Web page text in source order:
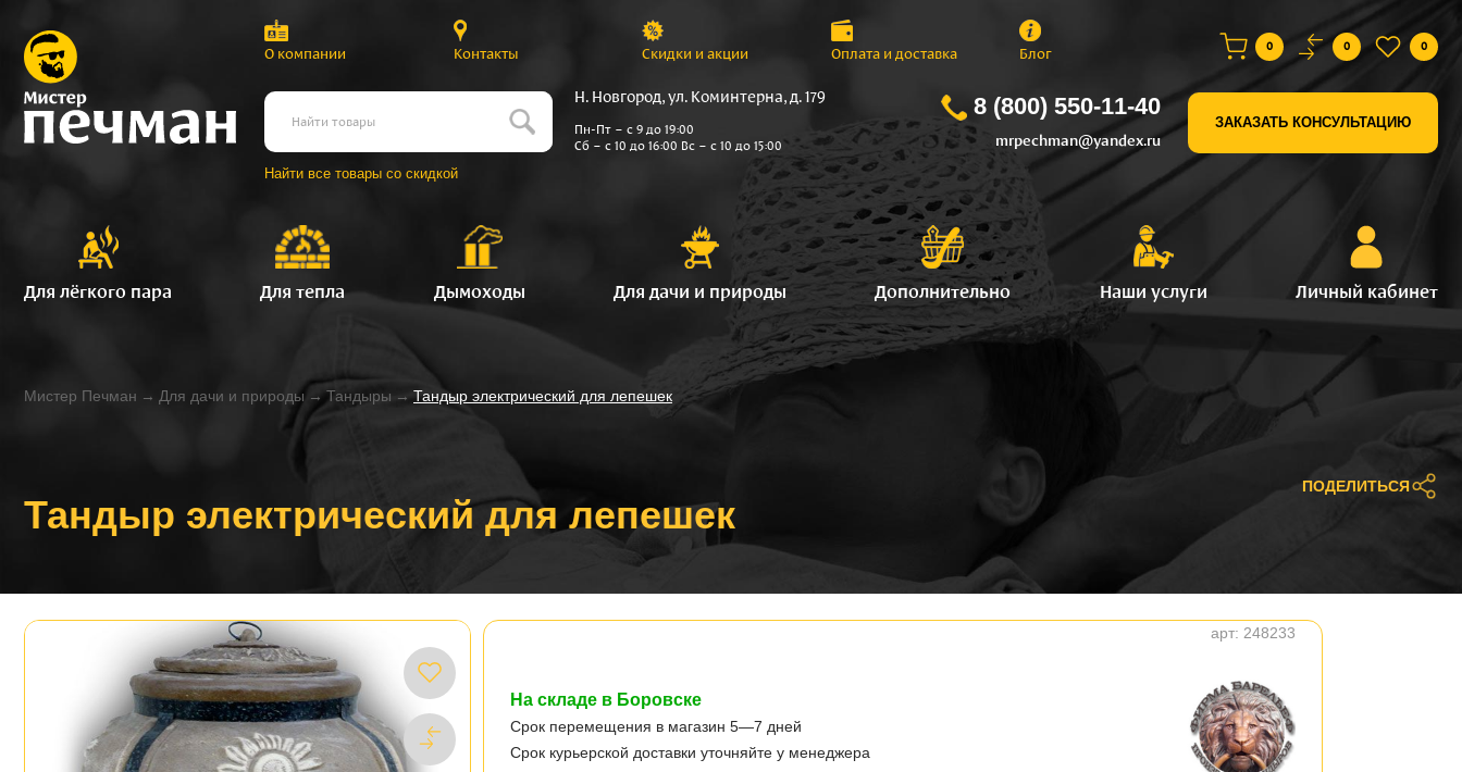
О компании Контакты Скидки и акции Оплата и доставка Блог 0 0 0
Найти все товары со скидкой
Н. Новгород, ул. Коминтерна, д. 179
Пн-Пт – с 9 до 19:00
Сб – с 10 до 16:00 Вс – с 10 до 15:00
8 (800) 550-11-40
mrpechman@yandex.ru
ЗАКАЗАТЬ КОНСУЛЬТАЦИЮ
Для лёгкого пара Для тепла Дымоходы Для дачи и природы Дополнительно Наши услуги Личный кабинет
Мистер Печман → Для дачи и природы → Тандыры → Тандыр электрический для лепешек
Тандыр электрический для лепешек
ПОДЕЛИТЬСЯ
арт: 248233
На складе в Боровске
Срок перемещения в магазин 5—7 дней
Срок курьерской доставки уточняйте у менеджера